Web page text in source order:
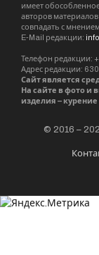
имеет
авторов
совпадать с
E-Mail редакции:
Телефон редакции:
Адрес редакции:
Сайт является
На сайте в фото и
изделия –
© 2016 –